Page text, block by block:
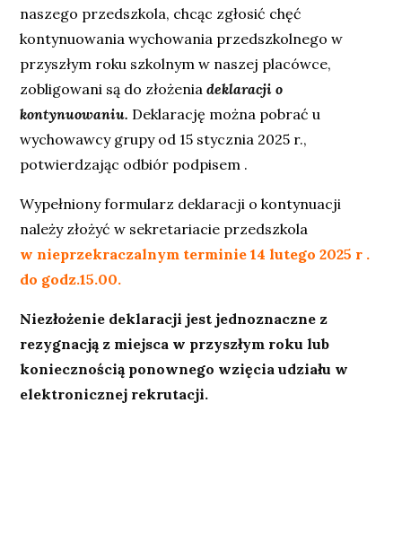
naszego przedszkola, chcąc zgłosić chęć
kontynuowania wychowania przedszkolnego w
przyszłym roku szkolnym w naszej placówce,
zobligowani są do złożeniadeklaracji o
kontynuowaniu. Deklarację można pobrać u
wychowawcy grupy od 15 stycznia 2025 r.,
potwierdzając odbiór podpisem .
Wypełniony formularz deklaracji o kontynuacji
należy złożyć w sekretariacie przedszkola
w nieprzekraczalnym terminie 14 lutego 2025 r .
do godz.15.00.
Niezłożenie deklaracji jest jednoznaczne z
rezygnacją z miejsca w przyszłym roku lub
koniecznością ponownego wzięcia udziału w
elektronicznej rekrutacji.